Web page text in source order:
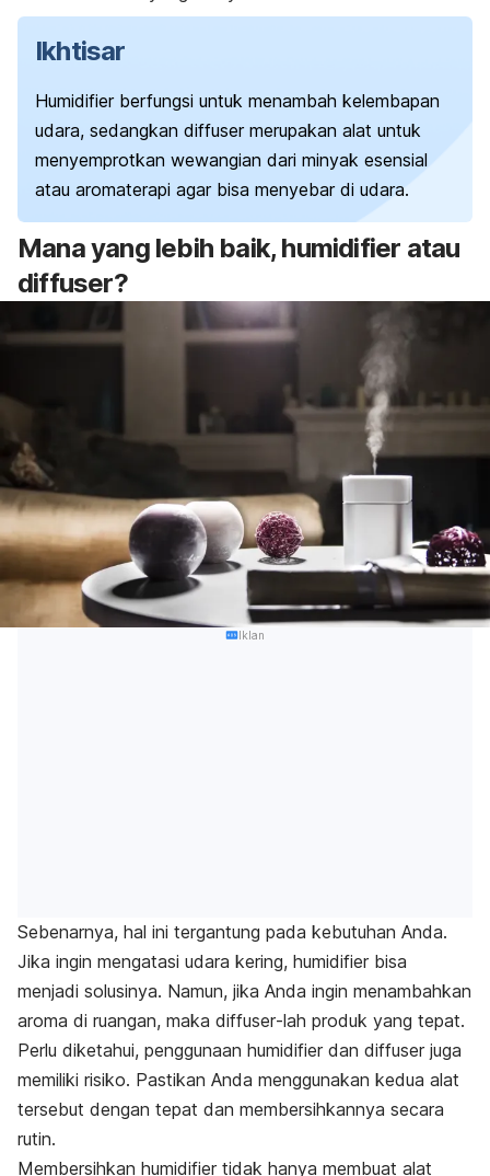
Ikhtisar
Humidifierberfungsi untuk menambah kelembapan
udara, sedangkan diffusermerupakan alat untuk
menyemprotkan wewangian dari minyak esensial
atau aromaterapi agar bisa menyebar di udara.
Mana yang lebih baik, humidifier atau
diffuser?
Iklan
Sebenarnya, hal ini tergantung pada kebutuhan Anda.
Jika ingin mengatasi udara kering, humidifier bisa
menjadi solusinya. Namun, jika Anda ingin menambahkan
aroma di ruangan, maka diffuser-lah produk yang tepat.
Perlu diketahui, penggunaan humidifier dan diffuser juga
memiliki risiko. Pastikan Anda menggunakan kedua alat
tersebut dengan tepat dan membersihkannya secara
rutin.
Membersihkan humidifier tidak hanya membuat alat